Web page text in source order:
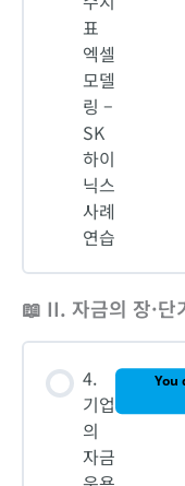
표
엑셀
모델
링 –
SK
하이
닉스
사례
연습
📖 II. 자금의 장·단
4.
기업
의
자금
You